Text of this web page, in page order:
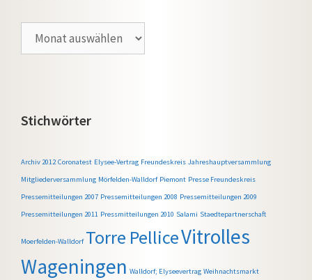
Presseartikel
Stichwörter
Archiv 2012 Coronatest Elysee-Vertrag Freundeskreis Jahreshauptversammlung
Mitgliederversammlung Mörfelden-Walldorf Piemont Presse Freundeskreis
Pressemitteilungen 2007 Pressemitteilungen 2008 Pressemitteilungen 2009
Pressemitteilungen 2011 Pressmitteilungen 2010 Salami Staedtepartnerschaft
Moerfelden-Walldorf Torre PelliceVitrolles
Wageningen Walldorf; Elyseevertrag Weihnachtsmarkt